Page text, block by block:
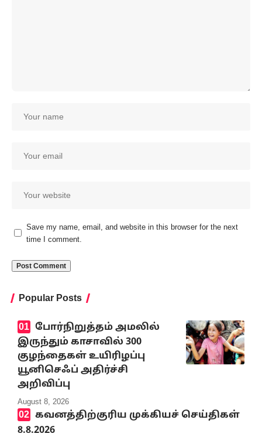
Save my name, email, and website in this browser for the next
time I comment.
Popular Posts
போர்நிறுத்தம் அமலில்
இருந்தும் காசாவில் 300
குழந்தைகள் உயிரிழப்பு
யூனிசெஃப் அதிர்ச்சி
அறிவிப்பு
August 8, 2026
கவனத்திற்குரிய முக்கியச் செய்திகள்
8.8.2026